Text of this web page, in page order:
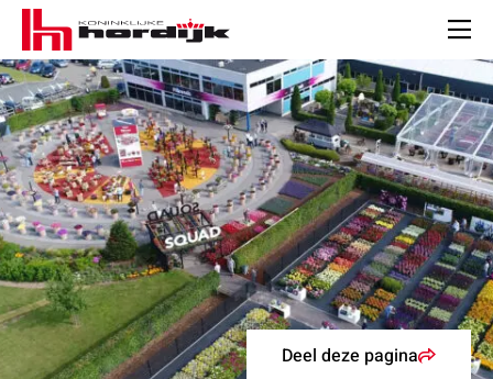
Koninklijke
Hordijk
Deel deze pagina